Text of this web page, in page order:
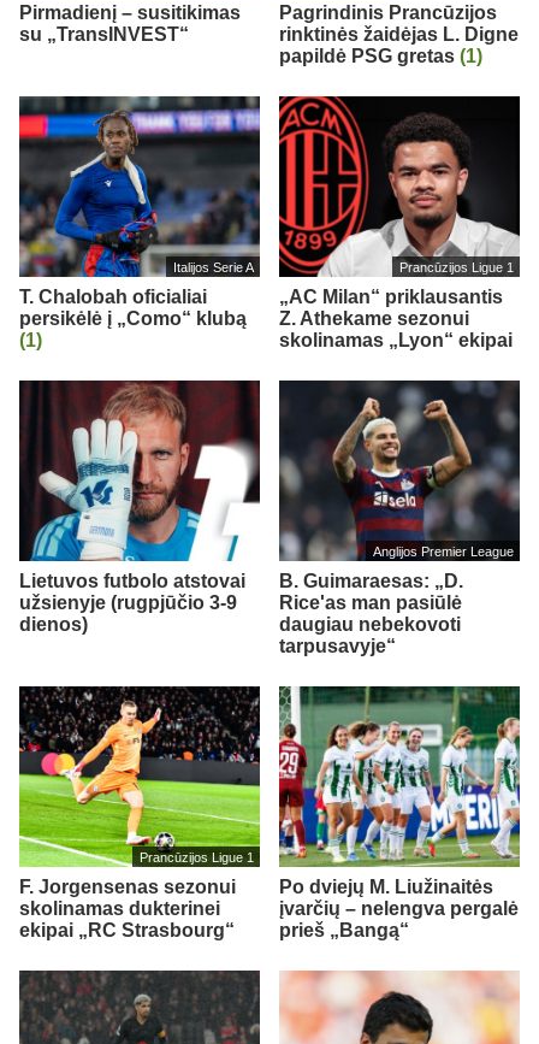
Pirmadienį – susitikimas
su „TransINVEST“
Pagrindinis Prancūzijos
rinktinės žaidėjas L. Digne
papildė PSG gretas (1)
Italijos Serie A
T. Chalobah oficialiai
persikėlė į „Como“ klubą
(1)
Prancūzijos Ligue 1
„AC Milan“ priklausantis
Z. Athekame sezonui
skolinamas „Lyon“ ekipai
Lietuvos futbolo atstovai
užsienyje (rugpjūčio 3-9
dienos)
Anglijos Premier League
B. Guimaraesas: „D.
Rice'as man pasiūlė
daugiau nebekovoti
tarpusavyje“
Prancūzijos Ligue 1
F. Jorgensenas sezonui
skolinamas dukterinei
ekipai „RC Strasbourg“
Po dviejų M. Liužinaitės
įvarčių – nelengva pergalė
prieš „Bangą“